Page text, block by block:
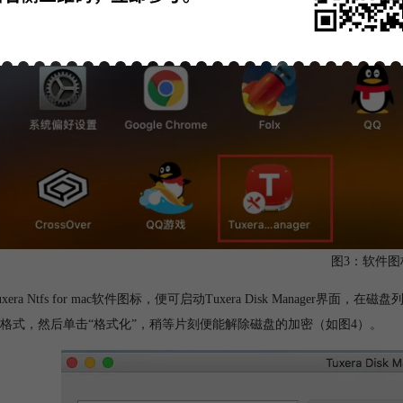
图3：软件
Ntfs for mac软件图标，便可启动Tuxera Disk Manager界面，在磁
式，然后单击“格式化”，稍等片刻便能解除磁盘的加密（如图4）。